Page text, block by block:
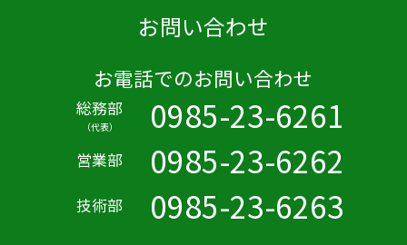
お問い合わせ
お電話でのお問い合わせ
総務部
（代表） 0985-23-6261
営業部 0985-23-6262
技術部 0985-23-6263